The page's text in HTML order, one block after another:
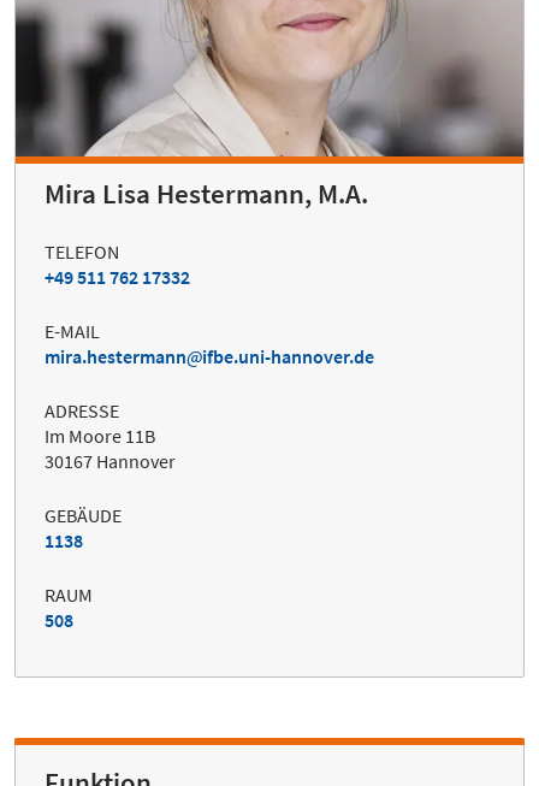
Mira Lisa Hestermann, M.A.
TELEFON
+49 511 762 17332
E-MAIL
mira.hestermann
ifbe.uni-hannover.de
ADRESSE
Im Moore 11B
30167 Hannover
GEBÄUDE
1138
RAUM
508